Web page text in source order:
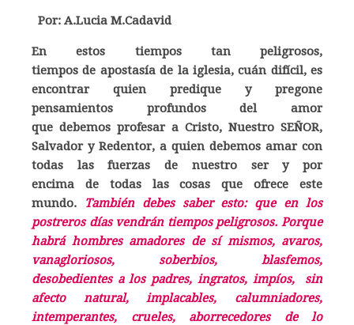
Por: A.Lucia M.Cadavid
En estos tiempos tan peligrosos,
tiempos de apostasía de la iglesia, cuán difícil, es
encontrar quien predique y pregone
pensamientos profundos del amor
que debemos profesar a Cristo, Nuestro SEÑOR,
Salvador y Redentor, a quien debemos amar con
todas las fuerzas de nuestro ser y por
encima de todas las cosas que ofrece este
mundo.
También debes saber esto: que en los
postreros días vendrán tiempos peligrosos. Porque
habrá hombres amadores de sí mismos, avaros,
vanagloriosos, soberbios, blasfemos,
desobedientes a los padres, ingratos, impíos, sin
afecto natural, implacables, calumniadores,
intemperantes, crueles, aborrecedores de lo